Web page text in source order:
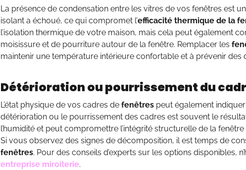
La présence de condensation entre les vitres de vos fenêtres est
isolant a échoué, ce qui compromet l’efficacité thermique de la
l’isolation thermique de votre maison, mais cela peut également
moisissure et de pourriture autour de la fenêtre. Remplacer les
maintenir une température intérieure confortable et à prévenir
Détérioration ou pourrissement du
L’état physique de vos cadres de fenêtres peut également
détérioration ou le pourrissement des cadres est souvent le
l’humidité et peut compromettre l’intégrité structurelle de la
Si vous observez des signes de décomposition, il est temps de
fenêtres. Pour des conseils d’experts sur les options disponibles,
entreprise miroiterie.